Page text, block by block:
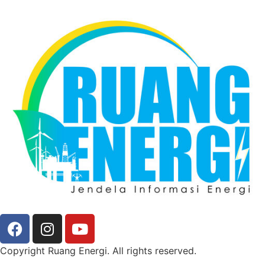
Copyright Ruang Energi. All rights reserved.